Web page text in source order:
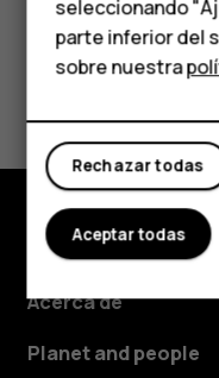
HMD
Comprar
Mi cuenta
¿Te ha parecido
Sí No
Comprar
Acerca de
Planet and people
seleccionando
parte inferior del
sobre nuestra
Rechazar todas
Aceptar todas